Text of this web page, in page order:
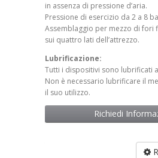
in assenza di pressione d’aria.
Pressione di esercizio da 2 a 8
Assemblaggio per mezzo di fori
sui quattro lati dell’attrezzo.
Lubrificazione:
Tutti i dispositivi sono lubrificati
Non è necessario lubrificare il
il suo utilizzo.
Richiedi